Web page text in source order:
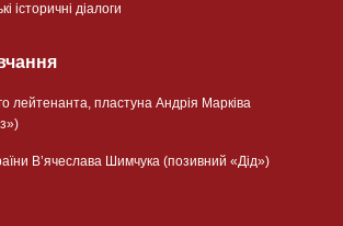
історичні діалоги
лейтенанта, пластуна Андрія Марківа
В’ячеслава Шимчука (позивний «Дід»)